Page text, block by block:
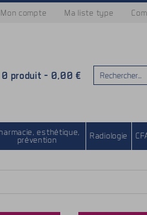
Mon compte Ma liste type
0 produit - 0,00 €
esthétique,
prévention
Radiologie